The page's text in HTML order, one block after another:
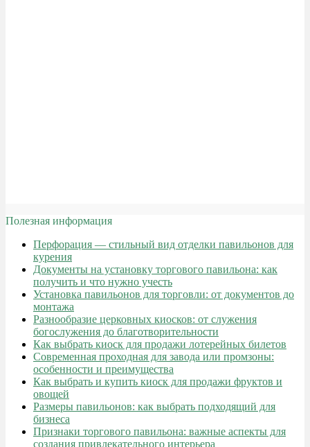
Полезная информация
Перфорация — стильный вид отделки павильонов для
курения
Документы на установку торгового павильона: как
получить и что нужно учесть
Установка павильонов для торговли: от документов до
монтажа
Разнообразие церковных киосков: от служения
богослужения до благотворительности
Как выбрать киоск для продажи лотерейных билетов
Современная проходная для завода или промзоны:
особенности и преимущества
Как выбрать и купить киоск для продажи фруктов и
овощей
Размеры павильонов: как выбрать подходящий для
бизнеса
Признаки торгового павильона: важные аспекты для
создания привлекательного интерьера